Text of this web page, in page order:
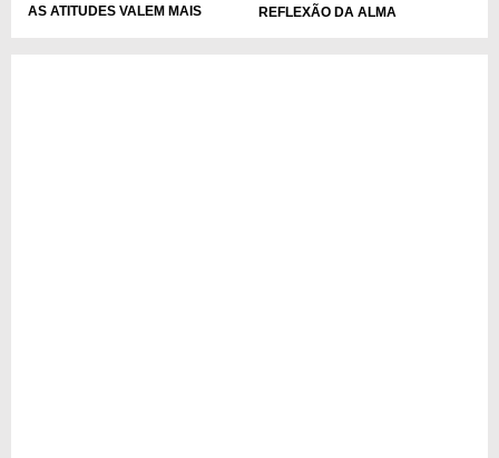
AS ATITUDES VALEM MAIS REFLEXÃO DA ALMA